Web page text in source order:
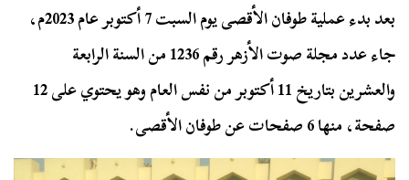
بعد بدء عملية طوفان الأقصى يوم السبت 7 أكتوبر عام 2023م،
جاء عدد مجلة صوت الأزهر رقم 1236 من السنة الرابعة
والعشرين بتاريخ 11 أكتوبر من نفس العام وهو يحتوي على 12
صفحة، منها 6 صفحات عن طوفان الأقصى.